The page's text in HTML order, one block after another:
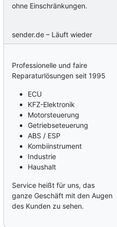
ohne Einschränkungen.
sender.de – Läuft wieder
Professionelle und faire
Reparaturlösungen seit 1995
ECU
KFZ-Elektronik
Motorsteuerung
Getriebseteuerung
ABS / ESP
Kombiinstrument
Industrie
Haushalt
Service heißt für uns, das
ganze Geschäft mit den Augen
des Kunden zu sehen.